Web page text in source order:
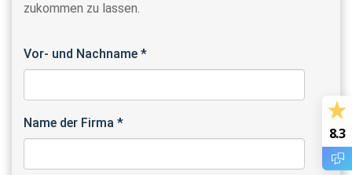
zukommen zu lassen.
Vor- und Nachname *
Name der Firma *
8.3